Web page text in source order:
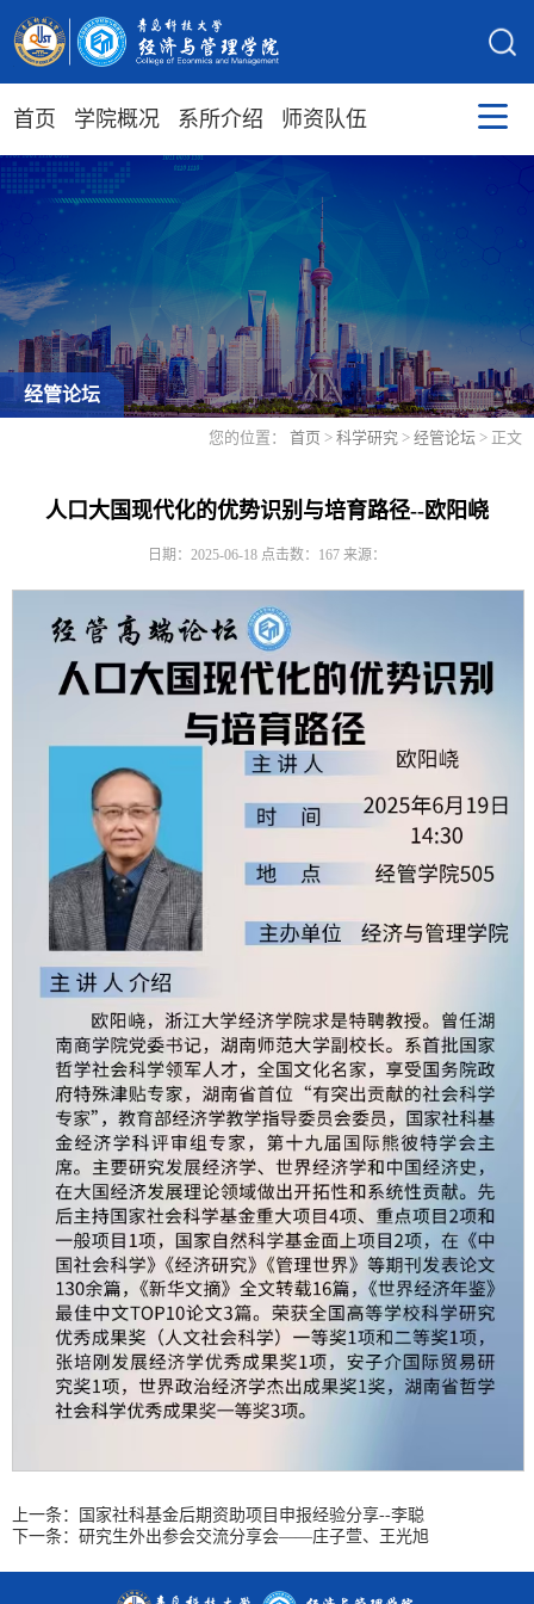
首页 学院概况 系所介绍 师资队伍
经管论坛
您的位置： 首页 > 科学研究 > 经管论坛 > 正文
人口大国现代化的优势识别与培育路径--欧阳峣
日期：2025-06-18 点击数： 167 来源：
上一条：
国家社科基金后期资助项目申报经验分享--李聪
下一条： 研究生外出参会交流分享会——庄子萱、王光旭